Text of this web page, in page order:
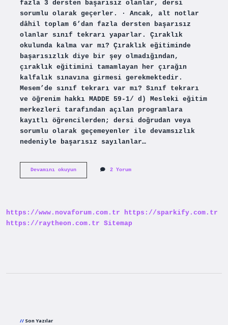
fazla 3 dersten başarısız olanlar, dersi
sorumlu olarak geçerler. · Ancak, alt notlar
dâhil toplam 6’dan fazla dersten başarısız
olanlar sınıf tekrarı yaparlar. Çıraklık
okulunda kalma var mı? Çıraklık eğitiminde
başarısızlık diye bir şey olmadığından,
çıraklık eğitimini tamamlayan her çırağın
kalfalık sınavına girmesi gerekmektedir.
Mesem’de sınıf tekrarı var mı? Sınıf tekrarı
ve öğrenim hakkı MADDE 59-1/ d) Mesleki eğitim
merkezleri tarafından açılan programlara
kayıtlı öğrencilerden; dersi doğrudan veya
sorumlu olarak geçemeyenler ile devamsızlık
nedeniyle başarısız sayılanlar…
Devamını okuyunMesleki
Var
2 Yorum
https://www.novaforum.com.tr
https://sparkify.com.tr
https://raytheon.com.tr Sitemap
Son Yazılar